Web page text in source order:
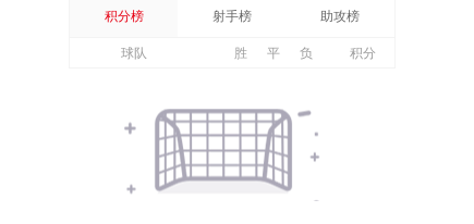
积分榜 射手榜 助攻榜
球队 胜 平 负 积分